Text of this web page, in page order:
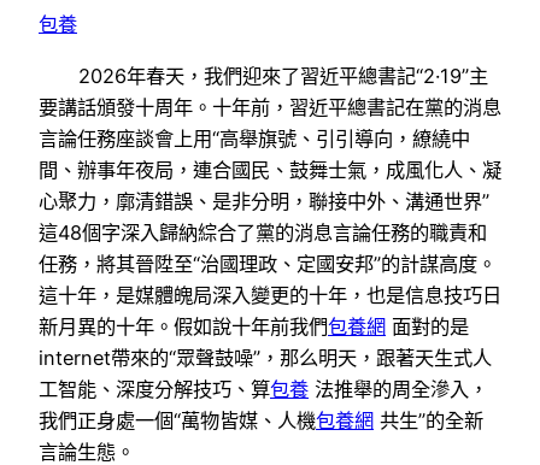
包養
2026年春天，我們迎來了習近平總書記“2·19”主
要講話頒發十周年。十年前，習近平總書記在黨的消息
言論任務座談會上用“高舉旗號、引引導向，繚繞中
間、辦事年夜局，連合國民、鼓舞士氣，成風化人、凝
心聚力，廓清錯誤、是非分明，聯接中外、溝通世界”
這48個字深入歸納綜合了黨的消息言論任務的職責和
任務，將其晉陞至“治國理政、定國安邦”的計謀高度。
這十年，是媒體魄局深入變更的十年，也是信息技巧日
新月異的十年。假如說十年前我們包養網 面對的是
internet帶來的“眾聲鼓噪”，那么明天，跟著天生式人
工智能、深度分解技巧、算包養 法推舉的周全滲入，
我們正身處一個“萬物皆媒、人機包養網 共生”的全新
言論生態。